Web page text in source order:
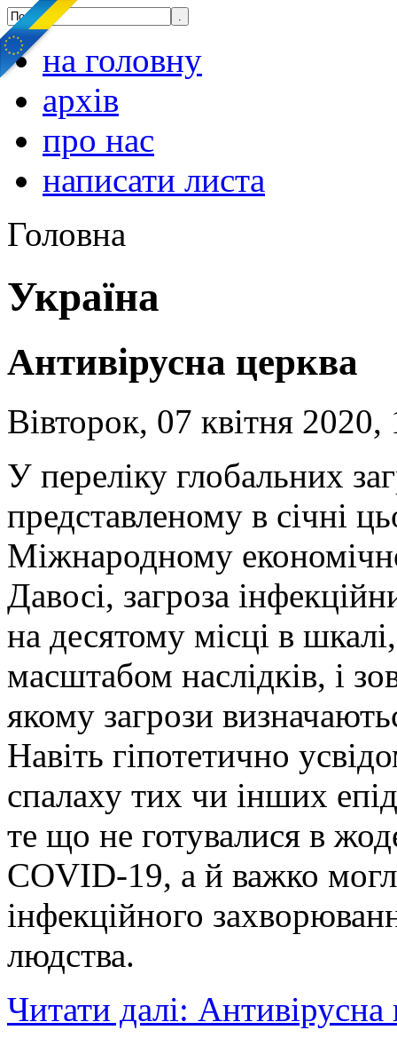
на головну
архів
про нас
написати листа
Головна
Україна
Антивірусна церква
Вівторок, 07 квітня 2020,
У переліку глобальних
представленому в січні
Міжнародному
Давосі, загроза
на десятому місці в
масштабом наслідків, і
якому загрози
Навіть гіпотетично
спалаху тих чи інших
те що не готувалися в
COVID-19, а й важко
інфекційного
людства.
Читати далі: Антивірусна